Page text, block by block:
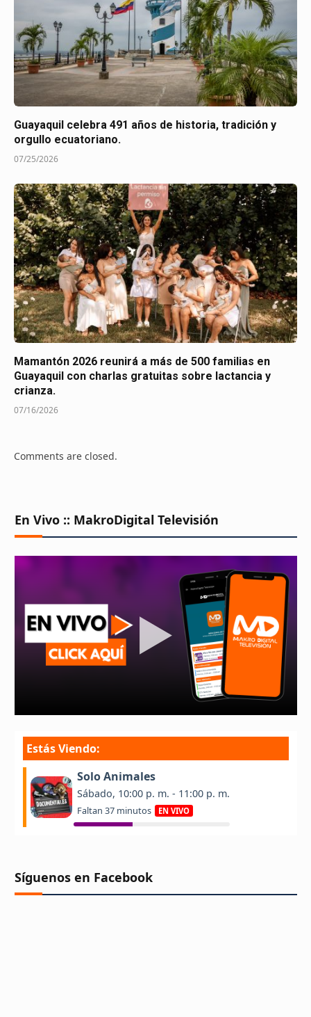
Guayaquil celebra 491 años de historia, tradición y
orgullo ecuatoriano.
07/25/2026
Mamantón 2026 reunirá a más de 500 familias en
Guayaquil con charlas gratuitas sobre lactancia y
crianza.
07/16/2026
Comments are closed.
En Vivo :: MakroDigital Televisión
Síguenos en Facebook